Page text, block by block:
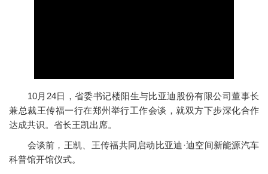
10月24日，省委书记楼阳生与比亚迪股份有限公司董事长
兼总裁王传福一行在郑州举行工作会谈，就双方下步深化合作
达成共识。省长王凯出席。
会谈前，王凯、王传福共同启动比亚迪·迪空间新能源汽车
科普馆开馆仪式。